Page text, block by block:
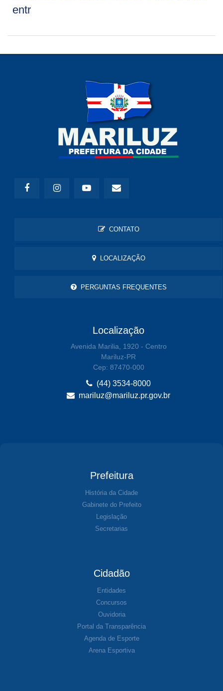
entr
CONTATO
LOCALIZAÇÃO
PERGUNTAS FREQUENTES
Localização
Avenida Marilia, 1920 - Centro
Mariluz-PR
Cep: 87470-000
(44) 3534-8000
mariluz@mariluz.pr.gov.br
Prefeitura
História da Cidade
Gabinete do Prefeito
Legislação
Secretarias
Cidadão
Entidades
Concursos
Ouvidoria
Portal da Transparência
Agenda de Esporte
Arena Esportiva